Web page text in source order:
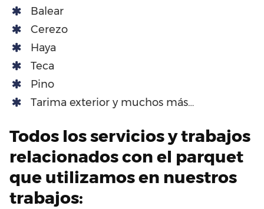
Balear
Cerezo
Haya
Teca
Pino
Tarima exterior y muchos más…
Todos los servicios y trabajos
relacionados con el parquet
que utilizamos en nuestros
trabajos: